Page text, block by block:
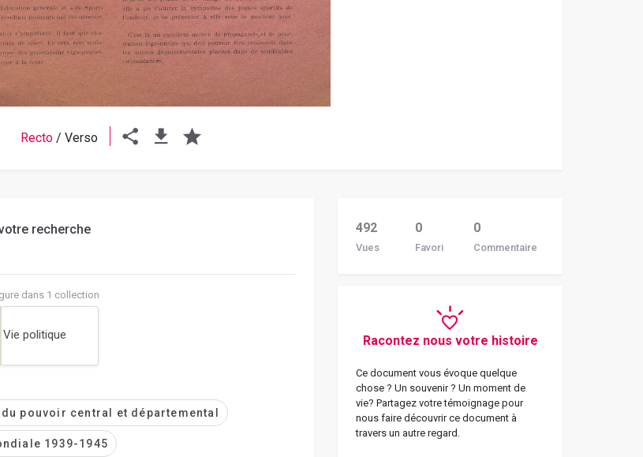
Recto/ Verso
recherche
dans 1 collection
Vie politique
pouvoir central et départemental
1939-1945
492
Vues
0
Favori
0
Commentaire
Racontez nous votre histoire
Ce document vous évoque quelque
chose ? Un souvenir ? Un moment de
vie? Partagez votre témoignage pour
nous faire découvrir ce document à
travers un autre regard.